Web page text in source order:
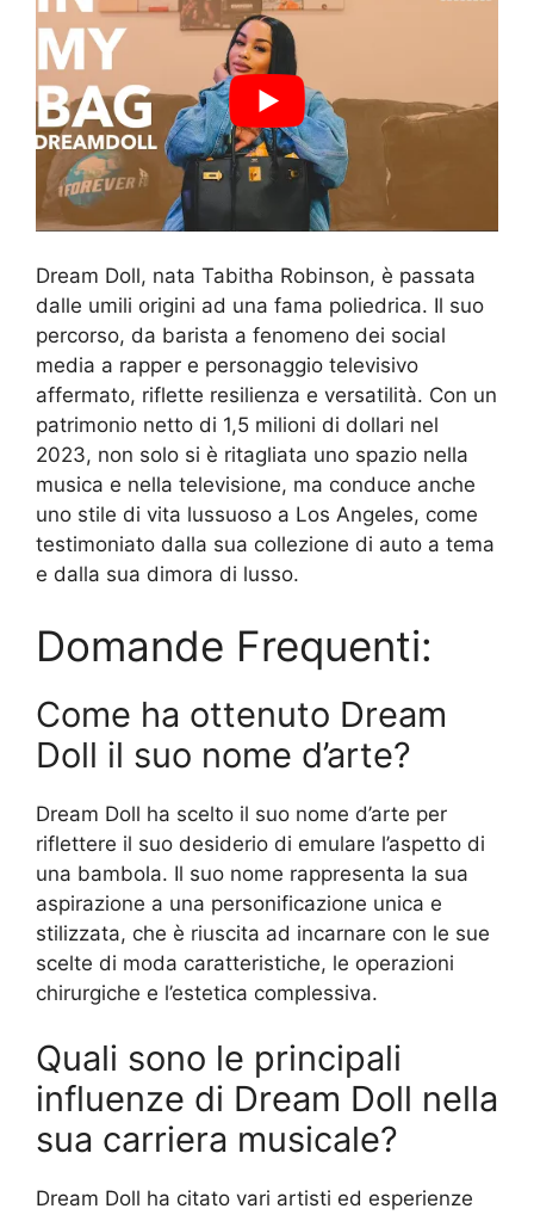
Dream Doll, nata Tabitha Robinson, è passata
dalle umili origini ad una fama poliedrica. Il suo
percorso, da barista a fenomeno dei social
media a rapper e personaggio televisivo
affermato, riflette resilienza e versatilità. Con un
patrimonio netto di 1,5 milioni di dollari nel
2023, non solo si è ritagliata uno spazio nella
musica e nella televisione, ma conduce anche
uno stile di vita lussuoso a Los Angeles, come
testimoniato dalla sua collezione di auto a tema
e dalla sua dimora di lusso.
Domande Frequenti:
Come ha ottenuto Dream
Doll il suo nome d’arte?
Dream Doll ha scelto il suo nome d’arte per
riflettere il suo desiderio di emulare l’aspetto di
una bambola. Il suo nome rappresenta la sua
aspirazione a una personificazione unica e
stilizzata, che è riuscita ad incarnare con le sue
scelte di moda caratteristiche, le operazioni
chirurgiche e l’estetica complessiva.
Quali sono le principali
influenze di Dream Doll nella
sua carriera musicale?
Dream Doll ha citato vari artisti ed esperienze